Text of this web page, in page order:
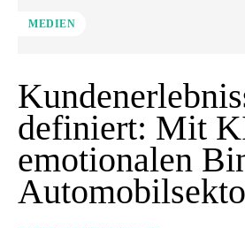
MEDIEN
definiert: Mit
emotionalen